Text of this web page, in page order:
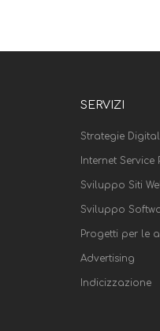
SERVIZI
Strategie
Internet Service
Sviluppo Siti
Sviluppo
Progetti per le
Advertising
Indicizzazione